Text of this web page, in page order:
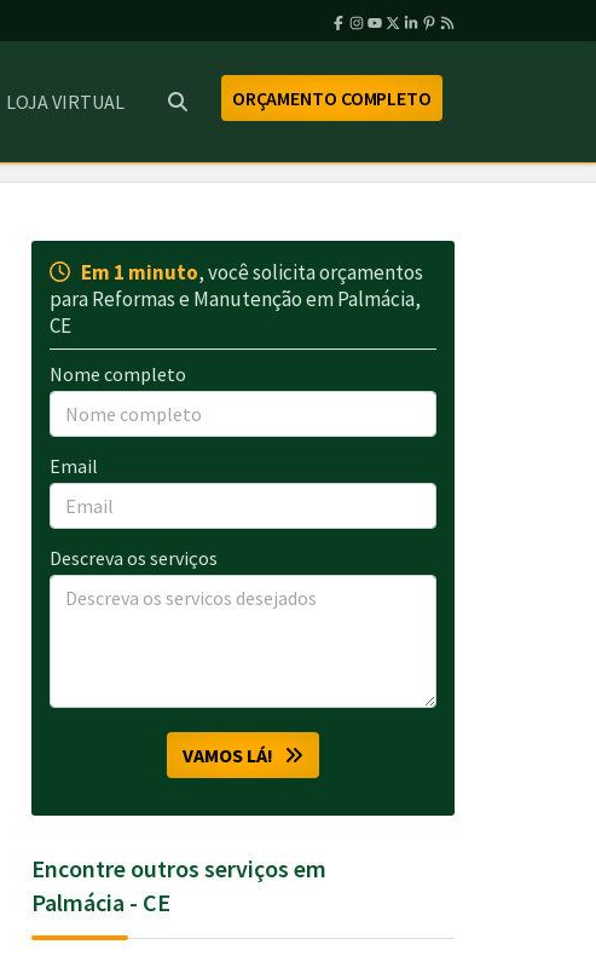
LOJA VIRTUAL ORÇAMENTO COMPLETO
Em 1 minuto, você solicita orçamentos
para Reformas e Manutenção em Palmácia,
CE
Nome completo
Email
Descreva os serviços
VAMOS LÁ!
Encontre outros serviços em
Palmácia - CE